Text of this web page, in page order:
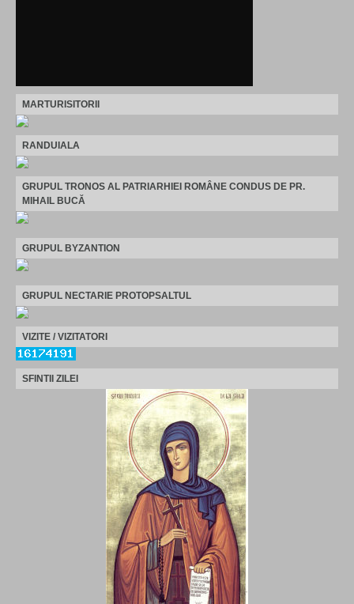
MARTURISITORII
RANDUIALA
GRUPUL TRONOS AL PATRIARHIEI ROMÂNE CONDUS DE PR.
MIHAIL BUCĂ
GRUPUL BYZANTION
GRUPUL NECTARIE PROTOPSALTUL
VIZITE / VIZITATORI
SFINTII ZILEI